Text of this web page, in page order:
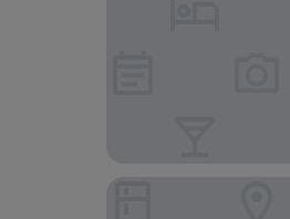
Grand Naniloa Hotel